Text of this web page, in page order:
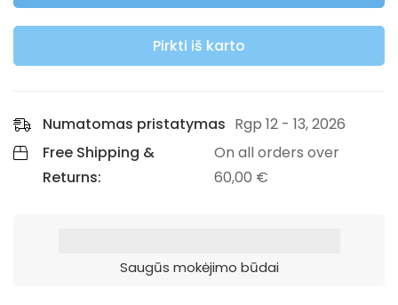
Pirkti iš karto
Numatomas pristatymas Rgp 12 - 13, 2026
Free Shipping &
Returns:
On all orders over
60,00 €
Saugūs mokėjimo būdai